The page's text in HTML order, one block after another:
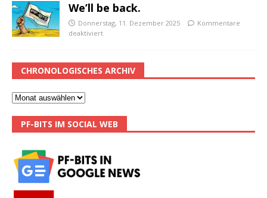
We’ll be back.
Donnerstag, 11. Dezember 2025
Kommentare
deaktiviert
CHRONOLOGISCHES ARCHIV
PF-BITS IM SOCIAL WEB